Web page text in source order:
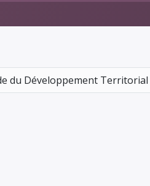
du Développement